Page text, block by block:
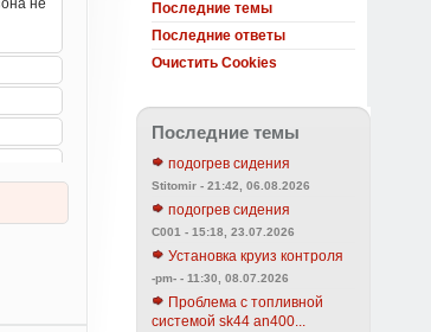
Последние темы
Последние ответы
Очистить Cookies
Последние темы
подогрев сидения
Stitomir - 21:42, 06.08.2026
подогрев сидения
C001 - 15:18, 23.07.2026
Установка круиз контроля
-pm- - 11:30, 08.07.2026
Проблема с топливной
системой sk44 an400...